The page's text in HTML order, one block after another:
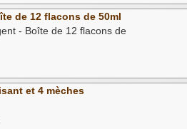
de 12 flacons de 50ml
- Boîte de 12 flacons de
et 4 mèches